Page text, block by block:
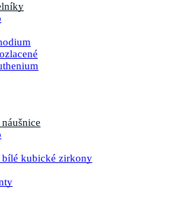
bílé kubické zirkony